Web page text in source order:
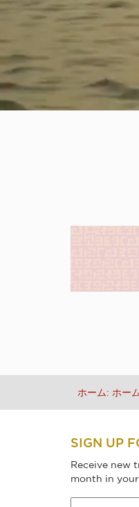
ホーム: ホーム
SIGN UP
Receive new
month in your